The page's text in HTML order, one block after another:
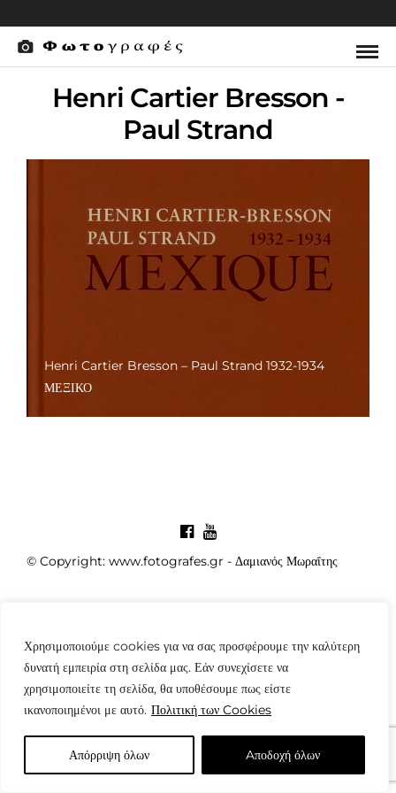
Χρησιμοποιούμε cookies για να σας προσφέρουμε την καλύτερη
δυνατή εμπειρία στη σελίδα μας. Εάν συνεχίσετε να
χρησιμοποιείτε τη σελίδα, θα υποθέσουμε πως είστε
ικανοποιημένοι με αυτό. Πολιτική των Cookies
Απόρριψη όλων Aποδοχή όλων
Henri Cartier Bresson -
Paul Strand
Henri Cartier Bresson – Paul Strand 1932-1934
ΜΕΞΙΚΟ
© Copyright: www.fotografes.gr - Δαμιανός Μωραΐτης